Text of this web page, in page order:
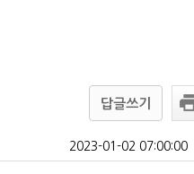
답글쓰기
2023-01-02 07:00:00